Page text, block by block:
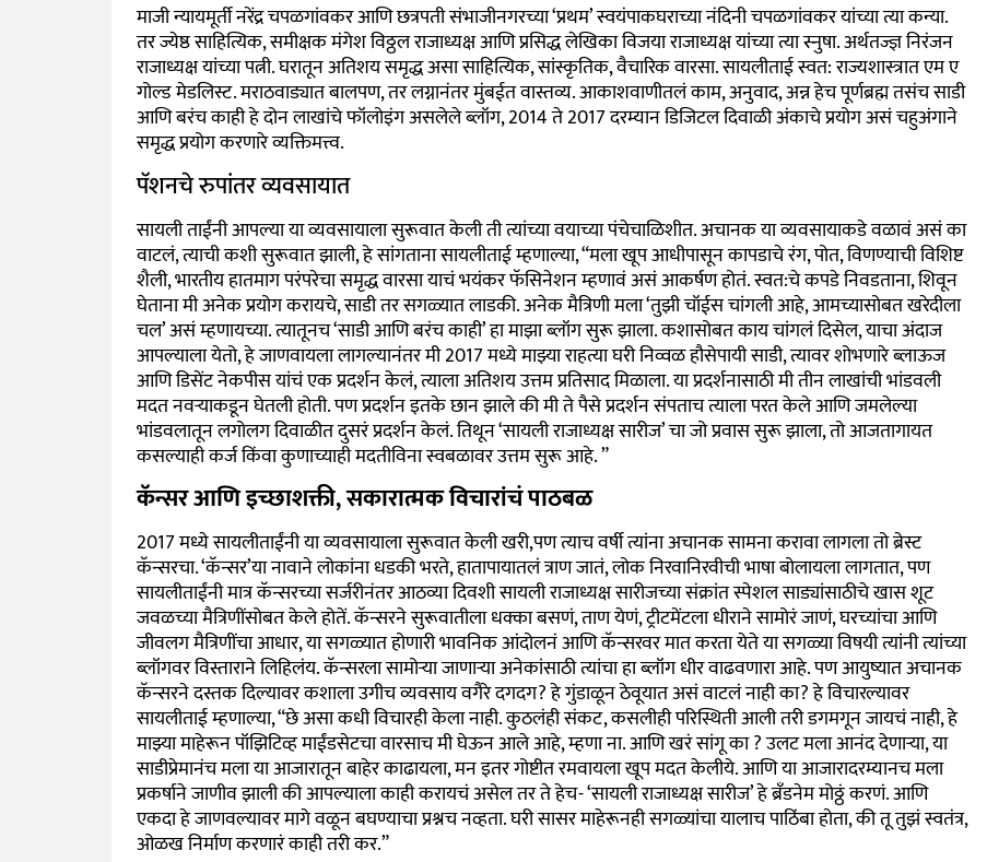
माजी न्यायमूर्ती नरेंद्र चपळगांवकर आणि छत्रपती संभाजीनगरच्या‘प्रथम’स्वयंपाकघराच्या नंदिनी चपळगांवकर यांच्या त्या कन्या.
तर ज्येष्ठ साहित्यिक, समीक्षक मंगेश विठ्ठल राजाध्यक्ष आणि प्रसिद्ध लेखिका विजया राजाध्यक्ष यांच्या त्या स्नुषा. अर्थतज्ज्ञ निरंजन
राजाध्यक्ष यांच्या पत्नी. घरातून अतिशय समृद्ध असा साहित्यिक, सांस्कृतिक, वैचारिक वारसा. सायलीताई स्वत:राज्यशास्त्रात एम ए
गोल्ड मेडलिस्ट. मराठवाड्यात बालपण, तर लग्नानंतर मुंबईत वास्तव्य. आकाशवाणीतलं काम, अनुवाद, अन्न हेच पूर्णब्रह्म तसंच साडी
आणि बरंच काही हे दोन लाखांचे फॉलोइंग असलेले ब्लॉग, 2014 ते 2017 दरम्यान डिजिटल दिवाळी अंकाचे प्रयोग असं चहुअंगाने
समृद्ध प्रयोग करणारे व्यक्तिमत्त्व.
पॅशनचे रुपांतर व्यवसायात
सायली ताईंनी आपल्या या व्यवसायाला सुरूवात केली ती त्यांच्या वयाच्या पंचेचाळिशीत. अचानक या व्यवसायाकडे वळावं असं का
वाटलं, त्याची कशी सुरूवात झाली, हे सांगताना सायलीताई म्हणाल्या,“मला खूप आधीपासून कापडाचे रंग, पोत, विणण्याची विशिष्ट
शैली, भारतीय हातमाग परंपरेचा समृद्ध वारसा याचं भयंकर फॅसिनेशन म्हणावं असं आकर्षण होतं. स्वत:चे कपडे निवडताना, शिवून
घेताना मी अनेक प्रयोग करायचे, साडी तर सगळ्यात लाडकी. अनेक मैत्रिणी मला‘तुझी चॉईस चांगली आहे, आमच्यासोबत खरेदीला
चल’असं म्हणायच्या. त्यातूनच‘साडी आणि बरंच काही’हा माझा ब्लॉग सुरू झाला. कशासोबत काय चांगलं दिसेल, याचा अंदाज
आपल्याला येतो, हे जाणवायला लागल्यानंतर मी 2017 मध्ये माझ्या राहत्या घरी निव्वळ हौसेपायी साडी, त्यावर शोभणारे ब्लाऊज
आणि डिसेंट नेकपीस यांचं एक प्रदर्शन केलं, त्याला अतिशय उत्तम प्रतिसाद मिळाला. या प्रदर्शनासाठी मी तीन लाखांची भांडवली
मदत नवऱ्याकडून घेतली होती. पण प्रदर्शन इतके छान झाले की मी ते पैसे प्रदर्शन संपताच त्याला परत केले आणि जमलेल्या
भांडवलातून लगोलग दिवाळीत दुसरं प्रदर्शन केलं. तिथून‘सायली राजाध्यक्ष सारीज’चा जो प्रवास सुरू झाला, तो आजतागायत
कसल्याही कर्ज किंवा कुणाच्याही मदतीविना स्वबळावर उत्तम सुरू आहे.”
कॅन्सर आणि इच्छाशक्ती, सकारात्मक विचारांचं पाठबळ
2017 मध्ये सायलीताईंनी या व्यवसायाला सुरूवात केली खरी,पण त्याच वर्षी त्यांना अचानक सामना करावा लागला तो ब्रेस्ट
कॅन्सरचा.‘कॅन्सर’या नावाने लोकांना धडकी भरते, हातापायातलं त्राण जातं, लोक निरवानिरवीची भाषा बोलायला लागतात, पण
सायलीताईंनी मात्र कॅन्सरच्या सर्जरीनंतर आठव्या दिवशी सायली राजाध्यक्ष सारीजच्या संक्रांत स्पेशल साड्यांसाठीचे खास शूट
जवळच्या मैत्रिणींसोबत केले होतें. कॅन्सरने सुरूवातीला धक्का बसणं, ताण येणं, ट्रीटमेंटला धीराने सामोरं जाणं, घरच्यांचा आणि
जीवलग मैत्रिणींचा आधार, या सगळ्यात होणारी भावनिक आंदोलनं आणि कॅन्सरवर मात करता येते या सगळ्या विषयी त्यांनी त्यांच्या
ब्लॉगवर विस्ताराने लिहिलंय. कॅन्सरला सामोऱ्या जाणाऱ्या अनेकांसाठी त्यांचा हा ब्लॉग धीर वाढवणारा आहे. पण आयुष्यात अचानक
कॅन्सरने दस्तक दिल्यावर कशाला उगीच व्यवसाय वगैरे दगदग?हे गुंडाळून ठेवूयात असं वाटलं नाही का?हे विचारल्यावर
सायलीताई म्हणाल्या,“छे असा कधी विचारही केला नाही. कुठलंही संकट, कसलीही परिस्थिती आली तरी डगमगून जायचं नाही, हे
माझ्या माहेरून पॉझिटिव्ह माईंडसेटचा वारसाच मी घेऊन आले आहे, म्हणा ना. आणि खरं सांगू का?उलट मला आनंद देणाऱ्या, या
साडीप्रेमानंच मला या आजारातून बाहेर काढायला, मन इतर गोष्टीत रमवायला खूप मदत केलीये.आणि या आजारादरम्यानच मला
प्रकर्षाने जाणीव झाली की आपल्याला काही करायचं असेल तर ते हेच-‘सायली राजाध्यक्ष सारीज’हे ब्रँडनेम मोठ्ठं करणं. आणि
एकदा हे जाणवल्यावर मागे वळून बघण्याचा प्रश्नच नव्हता. घरी सासर माहेरूनही सगळ्यांचा यालाच पाठिंबा होता, की तू तुझं स्वतंत्र,
ओळख निर्माण करणारं काही तरी कर.”